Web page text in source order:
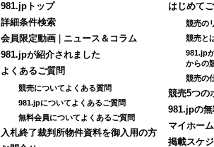
981.jpトップ
詳細条件検索
会員限定動画
ニュース＆コラム
981.jpが紹介されました
よくあるご質問
競売についてよくある質問
981.jpについてよくあるご質問
無料会員についてよくあるご質問
入札終了裁判所物件資料を御入用の方
はじめて
競売の
競売と
981.jp
からの
競売の
競売5つの
981.jpの無
マイホー
掲載スケ